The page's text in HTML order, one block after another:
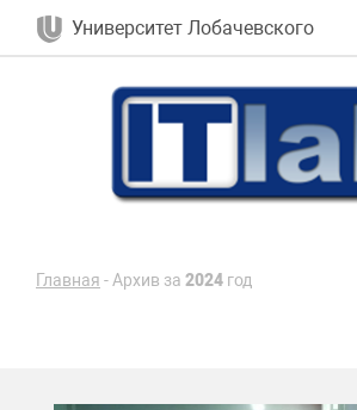
Университет Лобачевского
Главная -Архив за 2024 год